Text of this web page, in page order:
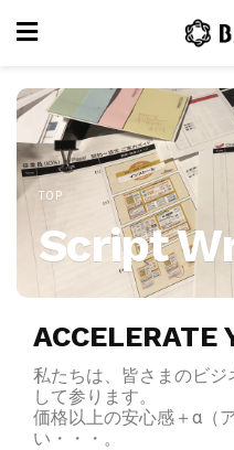
TOP
Script
ACCELERATE
私たちは、皆さまのビ
して参ります。
価格以上の安心感＋α（
い・・・。